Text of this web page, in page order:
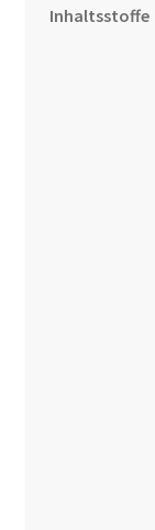
Inhaltsstoffe